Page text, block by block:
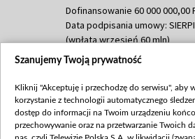
Dofinansowanie 60 000 000,00
Data podpisania umowy:
(wpłata wrzesień 60 mln)
Dofinansowanie 635 783 051,21
(wpłata wrzesień 100 mln,
mln, listopad 265 mln)
Dofinansowanie 48 862 000,00
Szanujemy Twoją prywatność
Kliknij "Akceptuję i przechodzę do serwisu", aby
korzystanie z technologii automatycznego
dostęp do informacji na Twoim urządzeniu
przechowywanie oraz na przetwarzanie Twoich